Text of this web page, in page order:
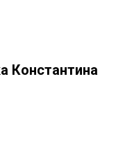
Константина